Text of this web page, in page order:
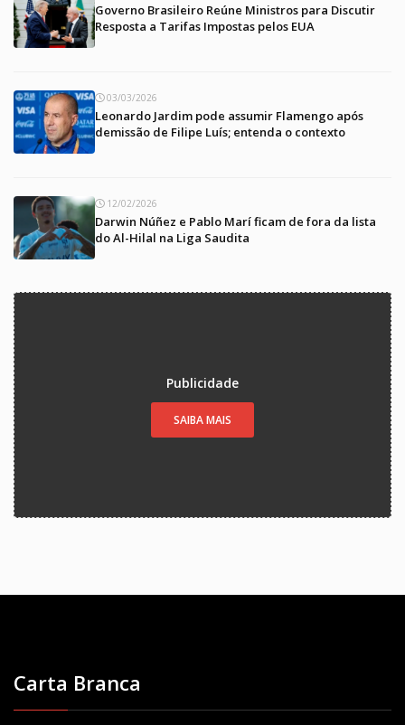
Governo Brasileiro Reúne Ministros para Discutir
Resposta a Tarifas Impostas pelos EUA
03/03/2026
Leonardo Jardim pode assumir Flamengo após
demissão de Filipe Luís; entenda o contexto
12/02/2026
Darwin Núñez e Pablo Marí ficam de fora da lista
do Al-Hilal na Liga Saudita
Publicidade
SAIBA MAIS
Carta Branca